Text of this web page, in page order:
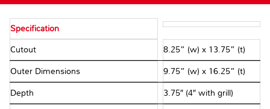
Specification
Cutout 8.25” (w) x 13.75” (t)
Outer Dimensions 9.75” (w) x 16.25” (t)
Depth 3.75″ (4″ with grill)